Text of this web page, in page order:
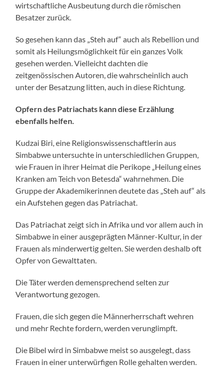
wirtschaftliche Ausbeutung durch die römischen
Besatzer zurück.
So gesehen kann das „Steh auf“ auch als Rebellion und
somit als Heilungsmöglichkeit für ein ganzes Volk
gesehen werden. Vielleicht dachten die
zeitgenössischen Autoren, die wahrscheinlich auch
unter der Besatzung litten, auch in diese Richtung.
Opfern des Patriachats kann diese Erzählung
ebenfalls helfen.
Kudzai Biri, eine Religionswissenschaftlerin aus
Simbabwe untersuchte in unterschiedlichen Gruppen,
wie Frauen in ihrer Heimat die Perikope „Heilung eines
Kranken am Teich von Betesda“ wahrnehmen. Die
Gruppe der Akademikerinnen deutete das „Steh auf“ als
ein Aufstehen gegen das Patriachat.
Das Patriachat zeigt sich in Afrika und vor allem auch in
Simbabwe in einer ausgeprägten Männer-Kultur, in der
Frauen als minderwertig gelten. Sie werden deshalb oft
Opfer von Gewalttaten.
Die Täter werden demensprechend selten zur
Verantwortung gezogen.
Frauen, die sich gegen die Männerherrschaft wehren
und mehr Rechte fordern, werden verunglimpft.
Die Bibel wird in Simbabwe meist so ausgelegt, dass
Frauen in einer unterwürfigen Rolle gehalten werden.